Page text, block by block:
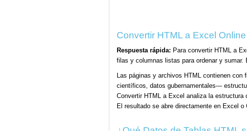
Convertir HTML a Excel
Respuesta rápida: Para convertir HTML a
filas y columnas listas para ordenar y
Las páginas y archivos HTML contienen
científicos, datos gubernamentales—
Convertir HTML a Excel analiza la
El resultado se abre directamente en Excel